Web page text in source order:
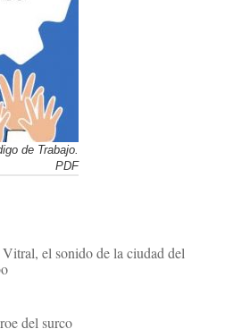
de Trabajo.
PDF
el sonido de la ciudad del
del surco